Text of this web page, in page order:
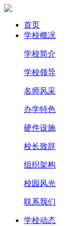
首页
学校概况
学校简介
学校领导
名师风采
办学特色
硬件设施
校长致辞
组织架构
校园风光
联系我们
学校动态